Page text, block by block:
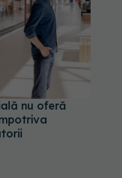
nu oferă